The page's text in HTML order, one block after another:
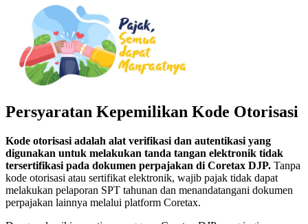
Persyaratan Kepemilikan Kode Otorisasi
Kode otorisasi adalah alat verifikasi dan autentikasi yang
digunakan untuk melakukan tanda tangan elektronik tidak
tersertifikasi pada dokumen perpajakan di Coretax DJP. Tanpa
kode otorisasi atau sertifikat elektronik, wajib pajak tidak dapat
melakukan pelaporan SPT tahunan dan menandatangani dokumen
perpajakan lainnya melalui platform Coretax.